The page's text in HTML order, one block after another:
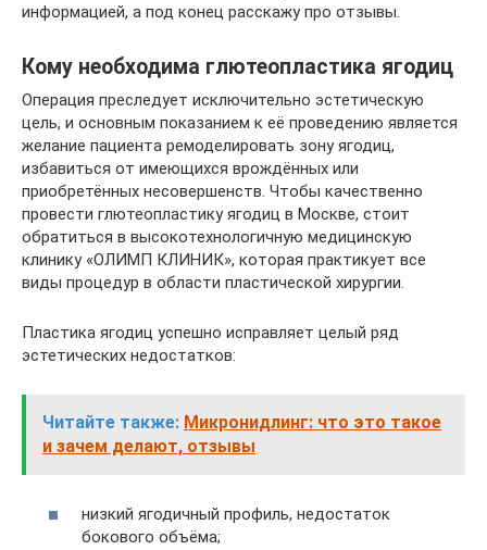
информацией, а под конец расскажу про отзывы.
Кому необходима глютеопластика ягодиц
Операция преследует исключительно эстетическую
цель, и основным показанием к её проведению является
желание пациента ремоделировать зону ягодиц,
избавиться от имеющихся врождённых или
приобретённых несовершенств. Чтобы качественно
провести глютеопластику ягодиц в Москве, стоит
обратиться в высокотехнологичную медицинскую
клинику «ОЛИМП КЛИНИК», которая практикует все
виды процедур в области пластической хирургии.
Пластика ягодиц успешно исправляет целый ряд
эстетических недостатков:
Читайте также: Микронидлинг: что это такое
и зачем делают, отзывы
низкий ягодичный профиль, недостаток
бокового объёма;